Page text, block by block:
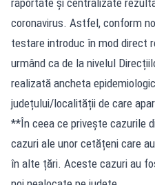
coronavirus. Astfel, conform
testare introduc în mod direct
urmând ca de la nivelul
realizată ancheta
județului/localității de care
**În ceea ce privește cazurile
cazuri ale unor cetățeni care
în alte țări. Aceste cazuri au